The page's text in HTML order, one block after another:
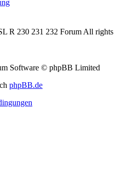
R 230 231 232 Forum All rights
Software © phpBB Limited
phpBB.de